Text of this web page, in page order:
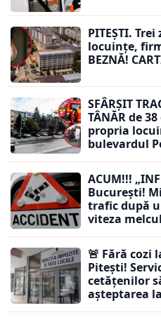
PITEȘTI.
locuințe,
BEZNĂ!
SFÂRȘIT
TÂNĂR de
propria
bulevardul
ACUM!!!
București!
trafic după
viteza
🚨 Fără cozi
Pitești!
cetățenilor
așteptarea